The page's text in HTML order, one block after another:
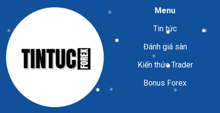
Menu
Tin tức
Đánh giá sàn
Kiến thức Trader
Bonus Forex